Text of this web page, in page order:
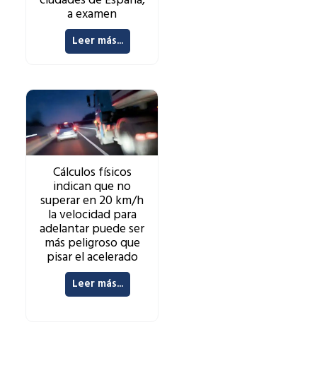
a examen
Leer más...
Cálculos físicos
indican que no
superar en 20 km/h
la velocidad para
adelantar puede ser
más peligroso que
pisar el acelerado
Leer más...